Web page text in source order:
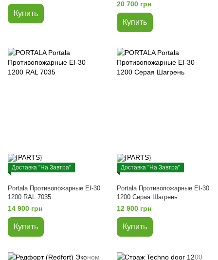
Купить
20 700 грн
Купить
Доставка "На Завтра"
Portala Противопожарные EI-30
1200 RAL 7035
14 900 грн
Купить
Доставка "На Завтра"
Portala Противопожарные EI-30
1200 Серая Шагрень
12 900 грн
Купить